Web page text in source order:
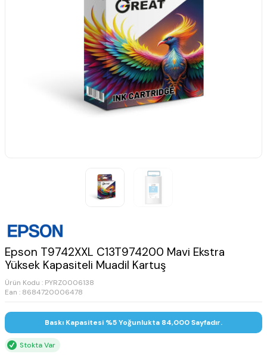
Epson T9742XXL C13T974200 Mavi Ekstra
Yüksek Kapasiteli Muadil Kartuş
Ürün Kodu : PYRZ0006138
Ean : 8684720006478
Baskı Kapasitesi %5 Yoğunlukta 84,000 Sayfadır.
Stokta Var